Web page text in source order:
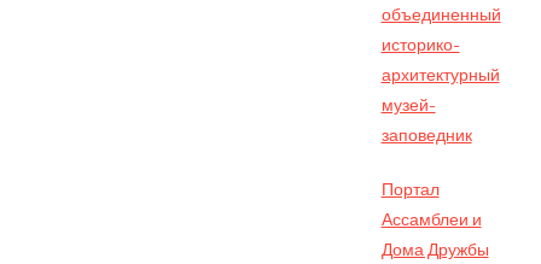
объединенный
историко-
архитектурный
музей-
заповедник
Портал
Ассамблеи и
Дома Дружбы